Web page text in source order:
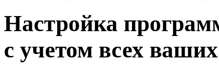
Настройка
с учетом всех